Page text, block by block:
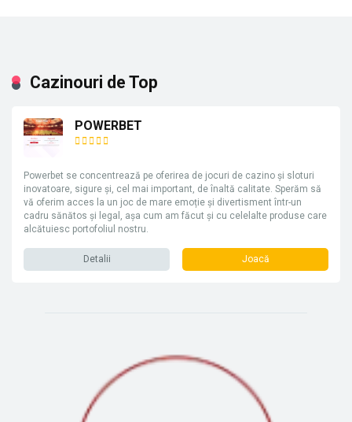
Cazinouri de Top
POWERBET
Powerbet se concentrează pe oferirea de jocuri de cazino și sloturi
inovatoare, sigure și, cel mai important, de înaltă calitate. Sperăm să
vă oferim acces la un joc de mare emoție și divertisment într-un
cadru sănătos și legal, așa cum am făcut și cu celelalte produse care
alcătuiesc portofoliul nostru.
Detalii Joacă